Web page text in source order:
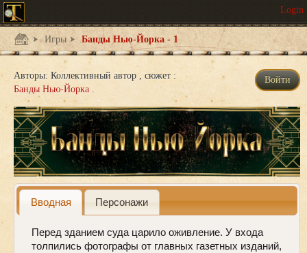
Игры Банды Нью-Йорка - 1
Войти
Авторы: Коллективный автор
сюжет :
Банды Нью-Йорка
Вводная Персонажи
Перед зданием суда царило оживление. У входа
толпились фотографы от главных газетных изданий,